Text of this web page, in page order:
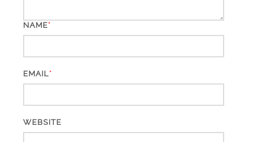
NAME*
EMAIL*
WEBSITE